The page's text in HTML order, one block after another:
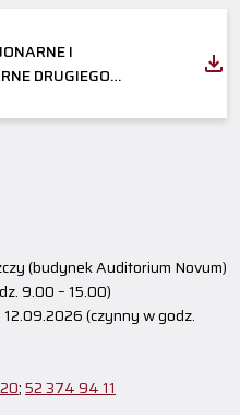
DRUGIEGO
(budynek Auditorium Novum)
9.00 – 15.00)
(czynny w godz.
;52 374 94 11